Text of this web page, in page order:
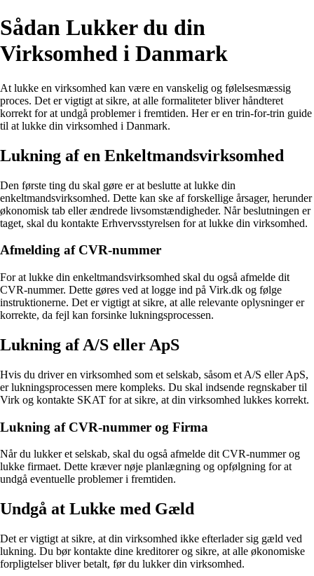
Sådan Lukker du din
Virksomhed i Danmark
At lukke en virksomhed kan være en vanskelig og følelsesmæssig
proces. Det er vigtigt at sikre, at alle formaliteter bliver håndteret
korrekt for at undgå problemer i fremtiden. Her er en trin-for-trin guide
til at lukke din virksomhed i Danmark.
Lukning af en Enkeltmandsvirksomhed
Den første ting du skal gøre er at beslutte at lukke din
enkeltmandsvirksomhed. Dette kan ske af forskellige årsager, herunder
økonomisk tab eller ændrede livsomstændigheder. Når beslutningen er
taget, skal du kontakte Erhvervsstyrelsen for at lukke din virksomhed.
Afmelding af CVR-nummer
For at lukke din enkeltmandsvirksomhed skal du også afmelde dit
CVR-nummer. Dette gøres ved at logge ind på Virk.dk og følge
instruktionerne. Det er vigtigt at sikre, at alle relevante oplysninger er
korrekte, da fejl kan forsinke lukningsprocessen.
Lukning af A/S eller ApS
Hvis du driver en virksomhed som et selskab, såsom et A/S eller ApS,
er lukningsprocessen mere kompleks. Du skal indsende regnskaber til
Virk og kontakte SKAT for at sikre, at din virksomhed lukkes korrekt.
Lukning af CVR-nummer og Firma
Når du lukker et selskab, skal du også afmelde dit CVR-nummer og
lukke firmaet. Dette kræver nøje planlægning og opfølgning for at
undgå eventuelle problemer i fremtiden.
Undgå at Lukke med Gæld
Det er vigtigt at sikre, at din virksomhed ikke efterlader sig gæld ved
lukning. Du bør kontakte dine kreditorer og sikre, at alle økonomiske
forpligtelser bliver betalt, før du lukker din virksomhed.